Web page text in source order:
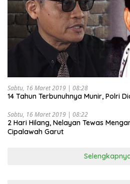
Sabtu, 16 Maret 2019 | 08:28
14 Tahun Terbunuhnya Munir, Polri
Sabtu, 16 Maret 2019 | 08:22
2 Hari Hilang, Nelayan Tewas
Cipalawah Garut